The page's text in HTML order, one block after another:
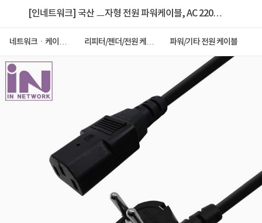
[인네트워크] 국산 ㅡ자형 전원 파워케이블, AC 220V,
네트워크ㆍ케이블
리피터/젠더/전원 케이
파워/기타 전원 케이블